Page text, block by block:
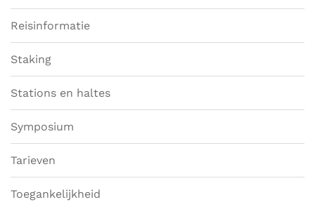
Reisinformatie
Staking
Stations en haltes
Symposium
Tarieven
Toegankelijkheid